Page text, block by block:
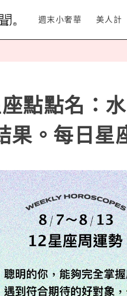
週末小奢華 美人計
點點名：水
果。每日星